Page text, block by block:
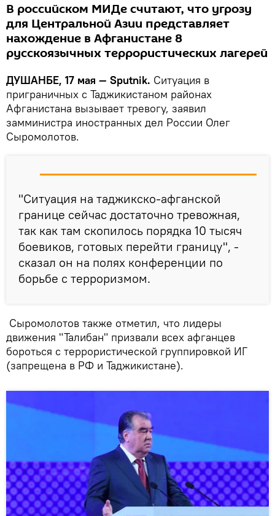
В российском МИДе считают, что угрозу
для Центральной Азии представляет
нахождение в Афганистане 8
русскоязычных террористических лагерей
ДУШАНБЕ, 17 мая — Sputnik. Ситуация в
приграничных с Таджикистаном районах
Афганистана вызывает тревогу, заявил
замминистра иностранных дел России Олег
Сыромолотов.
"Ситуация на таджикско-афганской
границе сейчас достаточно тревожная,
так как там скопилось порядка 10 тысяч
боевиков, готовых перейти границу", -
сказал он на полях конференции по
борьбе с терроризмом.
Сыромолотов также отметил, что лидеры
движения "Талибан" призвали всех афганцев
бороться с террористической группировкой ИГ
(запрещена в РФ и Таджикистане).